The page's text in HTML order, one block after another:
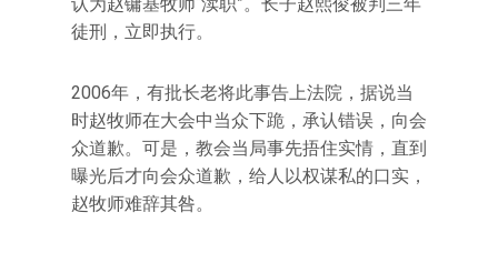
徒刑，立即执行。
2006年，有批长老将此事告上法院，据说当
时赵牧师在大会中当众下跪，承认错误，向会
众道歉。可是，教会当局事先捂住实情，直到
曝光后才向会众道歉，给人以权谋私的口实，
赵牧师难辞其咎。